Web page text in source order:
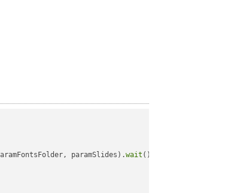
paramSlides).wait ();